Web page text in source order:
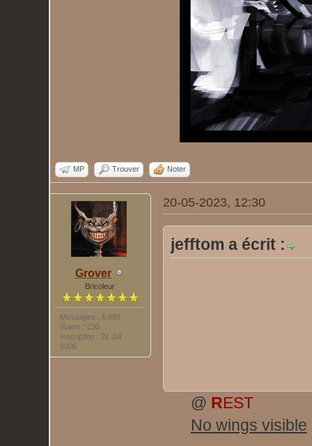
MP Trouver Noter
Grover
Bricoleur
Messages : 6 893
Sujets : 230
Inscription : 22 Jul
2006
20-05-2023, 12:30
jefftom a écrit :
@ REST
No wings visible